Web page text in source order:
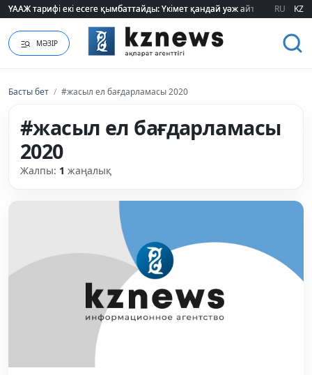
ҮААЖ тарифі екі есеге қымбаттайды: Үкімет қандай уәж айтады?
ҮААЖ тарифі екі есеге қымбаттайды: Үкімет қандай уәж айтады? RU KZ
МӘЗІР
Басты бет / #жасыл ел бағдарламасы 2020
#жасыл ел бағдарламасы
2020
Жалпы: 1 жаңалық